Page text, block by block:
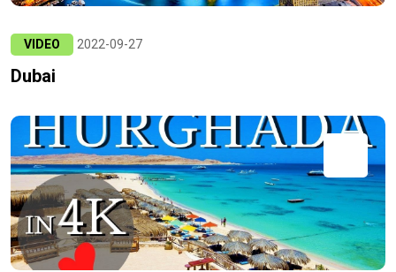
VIDEO 2022-09-27
Dubai